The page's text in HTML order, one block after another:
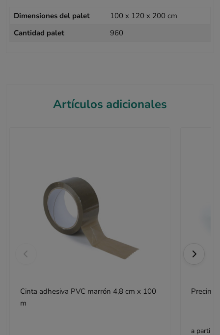
Dimensiones del palet
100 x 120 x 200 cm
Cantidad palet
960
Artículos adicionales
Cinta adhesiva PVC marrón 4,8 cm x 100
m
a partir